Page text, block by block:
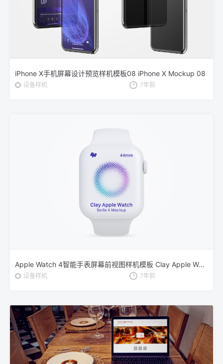
iPhone X手机屏幕设计预览样机模板08 iPhone X Mockup 08
设备样机 7年前
Apple Watch 4智能手表屏幕前视图样机模板 Clay Apple Watch Series 4 (44mm) Mockup, Front View
设备样机 7年前